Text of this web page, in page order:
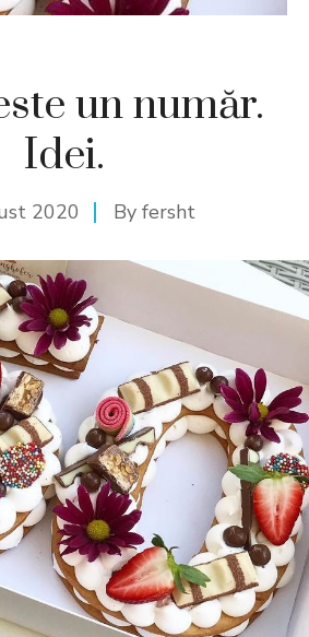
un număr.
Idei.
2020 By fersht